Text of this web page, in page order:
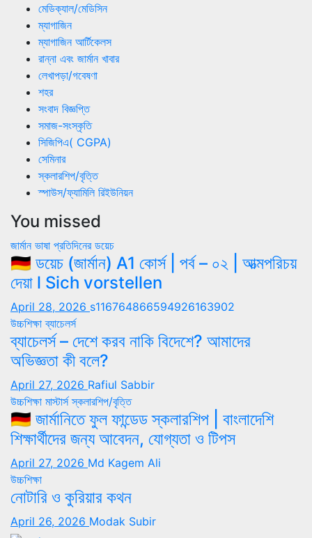
মেডিক্যাল/মেডিসিন
ম্যাগাজিন
ম্যাগাজিন আর্টিকেলস
রান্না এবং জার্মান খাবার
লেখাপড়া/গবেষণা
শহর
সংবাদ বিজ্ঞপ্তি
সমাজ-সংস্কৃতি
সিজিপিএ( CGPA)
সেমিনার
স্কলারশিপ/বৃত্তি
স্পাউস/ফ্যামিলি রিইউনিয়ন
You missed
জার্মান ভাষা প্রতিদিনের ডয়েচ
🇩🇪 ডয়েচ (জার্মান) A1 কোর্স | পর্ব – ০২ | আত্মপরিচয়
দেয়া l Sich vorstellen
April 28, 2026 s116764866594926163902
উচ্চশিক্ষাব্যাচেলর্স
ব্যাচেলর্স – দেশে করব নাকি বিদেশে? আমাদের
অভিজ্ঞতা কী বলে?
April 27, 2026 Rafiul Sabbir
উচ্চশিক্ষা মাস্টার্সস্কলারশিপ/বৃত্তি
🇩🇪 জার্মানিতে ফুল ফান্ডেড স্কলারশিপ | বাংলাদেশি
শিক্ষার্থীদের জন্য আবেদন, যোগ্যতা ও টিপস
April 27, 2026 Md Kagem Ali
উচ্চশিক্ষা
নোটারি ও কুরিয়ার কথন
April 26, 2026 Modak Subir